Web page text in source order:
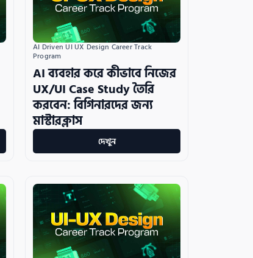
AI Driven UI UX Design Career Track
Program
AI ব্যবহার করে কীভাবে নিজের
UX/UI Case Study তৈরি
করবেন: বিগিনারদের জন্য
মাস্টারক্লাস
দেখুন